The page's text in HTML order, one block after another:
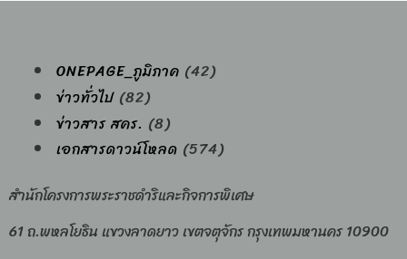
ONEPAGE_ภูมิภาค (42)
ข่าวทั่วไป (82)
ข่าวสาร สคร. (8)
เอกสารดาวน์โหลด (574)
สำนักโครงการพระราชดำริและกิจการพิเศษ
61 ถ.พหลโยธิน แขวงลาดยาว เขตจตุจักร กรุงเทพมหานคร 10900